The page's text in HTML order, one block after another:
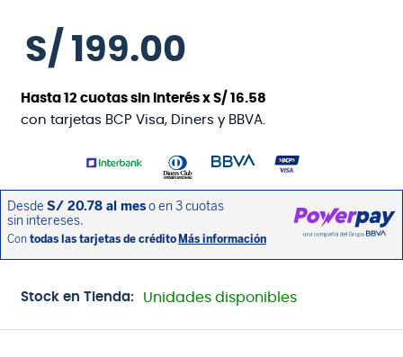
S/ 199.00
Hasta12 cuotas sin interés xS/ 16.58
con tarjetas BCP Visa, Diners y BBVA.
Stock en Tienda: Unidades disponibles